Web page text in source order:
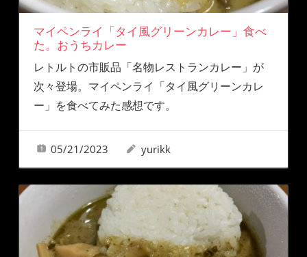
マイペンライ「タイ風グリーンカレー」食べ
た。おうちカレー
レトルトの市販品「名物レストランカレー」が
次々登場。マイペンライ「タイ風グリーンカレ
ー」を食べてみた感想です。
05/21/2023 yurikk